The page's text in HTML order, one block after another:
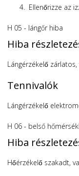
Ellenőrizze az
H 05 - lángőr hiba
Hiba
Lángérzékelő
Tennivalók
Lángérzékelő
H 06 - belső
Hiba
Hőérzékelő szakadt,